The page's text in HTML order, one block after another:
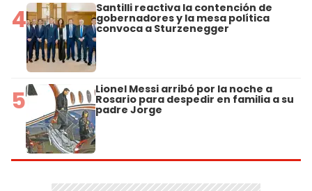
4 Santilli reactiva la contención de
gobernadores y la mesa política
convoca a Sturzenegger
5 Lionel Messi arribó por la noche a
Rosario para despedir en familia a su
padre Jorge